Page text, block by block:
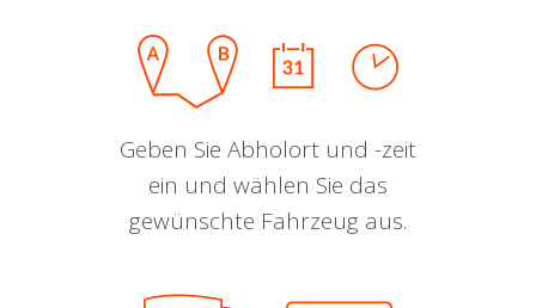
Geben Sie Abholort und -zeit
ein und wählen Sie das
gewünschte Fahrzeug aus.